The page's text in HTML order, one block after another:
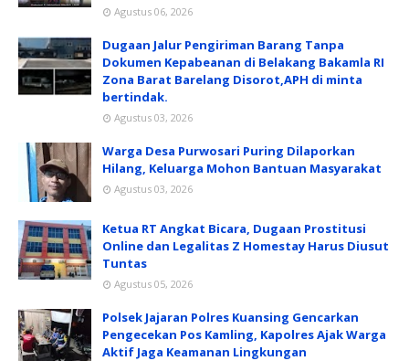
Agustus 06, 2026
Dugaan Jalur Pengiriman Barang Tanpa
Dokumen Kepabeanan di Belakang Bakamla RI
Zona Barat Barelang Disorot,APH di minta
bertindak.
Agustus 03, 2026
Warga Desa Purwosari Puring Dilaporkan
Hilang, Keluarga Mohon Bantuan Masyarakat
Agustus 03, 2026
Ketua RT Angkat Bicara, Dugaan Prostitusi
Online dan Legalitas Z Homestay Harus Diusut
Tuntas
Agustus 05, 2026
Polsek Jajaran Polres Kuansing Gencarkan
Pengecekan Pos Kamling, Kapolres Ajak Warga
Aktif Jaga Keamanan Lingkungan